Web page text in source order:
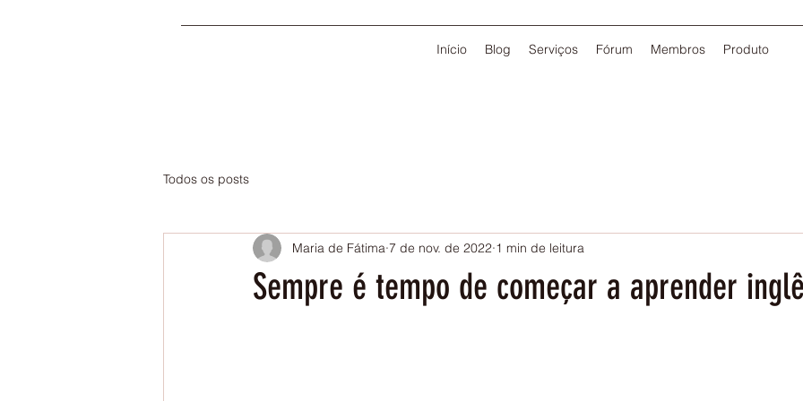
Início Blog Serviços Fórum Membros Produto
Todos os posts
Sempre é tempo de começar a aprender
Maria de Fátima 7 de nov. de 2022 1 min de leitura